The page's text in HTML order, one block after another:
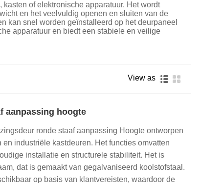
Svenska
বাংলা ভাষার
हिन्दी
of elektronische apparatuur. Het wordt
en het veelvuldig openen en sluiten van de
kan snel worden geïnstalleerd op het deurpaneel
apparatuur en biedt een stabiele en veilige
View as
aanpassing hoogte
ronde staaf aanpassing Hoogte ontworpen
industriële kastdeuren. Het functies omvatten
installatie en structurele stabiliteit. Het is
dat is gemaakt van gegalvaniseerd koolstofstaal.
op basis van klantvereisten, waardoor de